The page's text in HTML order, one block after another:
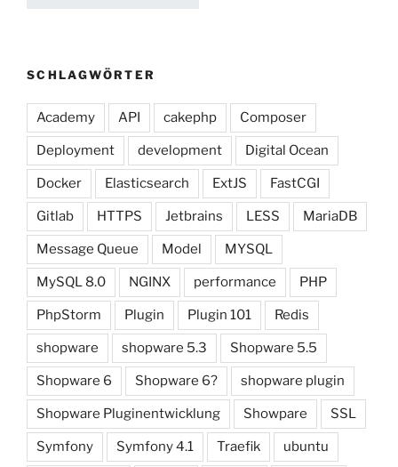
SCHLAGWÖRTER
Academy API cakephp Composer
Deployment development Digital Ocean
Docker Elasticsearch ExtJS FastCGI
Gitlab HTTPS Jetbrains LESS MariaDB
Message Queue Model MYSQL
MySQL 8.0 NGINX performance PHP
PhpStorm Plugin Plugin 101 Redis
shopware shopware 5.3 Shopware 5.5
Shopware 6 Shopware 6? shopware plugin
Shopware Pluginentwicklung Showpare SSL
Symfony Symfony 4.1 Traefik ubuntu